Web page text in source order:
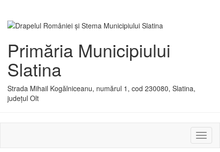
Primăria Municipiului
Slatina
Strada Mihail Kogălniceanu, numărul 1, cod 230080, Slatina,
județul Olt
sau